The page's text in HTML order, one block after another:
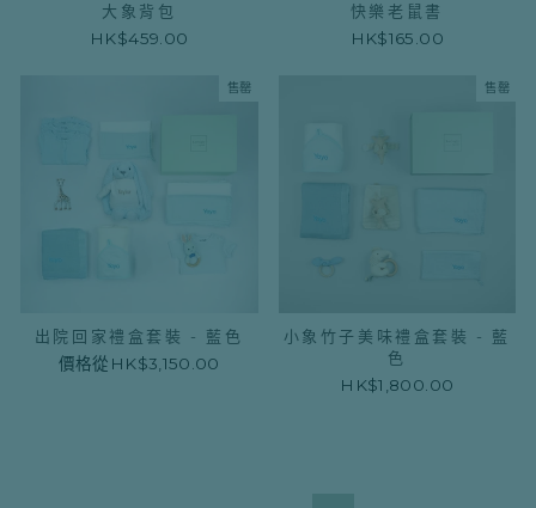
大象背包
HK$459.00
快樂老鼠書
HK$165.00
售罄
出院回家禮盒套裝 - 藍色
價格從 HK$3,150.00
售罄
小象竹子美味禮盒套裝 - 藍
色
HK$1,800.00